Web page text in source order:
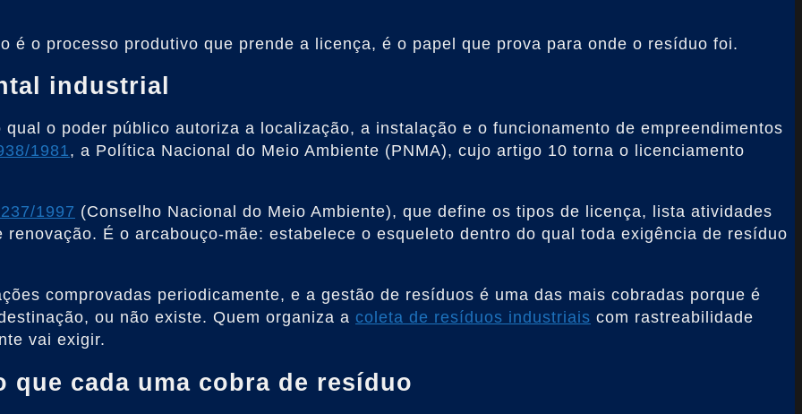
é o processo produtivo que prende a licença, é o papel que prova para onde o resíduo foi.
industrial
o poder público autoriza a localização, a instalação e o funcionamento de empreendimentos
1981, a Política Nacional do Meio Ambiente (PNMA), cujo artigo 10 torna o licenciamento
1997 (Conselho Nacional do Meio Ambiente), que define os tipos de licença, lista atividades
É o arcabouço-mãe: estabelece o esqueleto dentro do qual toda exigência de resíduo
comprovadas periodicamente, e a gestão de resíduos é uma das mais cobradas porque é
ou não existe. Quem organiza a coleta de resíduos industriais com rastreabilidade
vai exigir.
que cada uma cobra de resíduo